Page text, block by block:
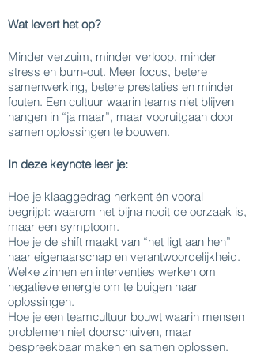
Wat levert het op?
Minder verzuim, minder verloop, minder
stress en burn-out. Meer focus, betere
samenwerking, betere prestaties en minder
fouten. Een cultuur waarin teams niet blijven
hangen in “ja maar”, maar vooruitgaan door
samen oplossingen te bouwen.
In deze keynote leer je:
Hoe je klaaggedrag herkent én vooral
begrijpt: waarom het bijna nooit de oorzaak is,
maar een symptoom.
Hoe je de shift maakt van “het ligt aan hen”
naar eigenaarschap en verantwoordelijkheid.
Welke zinnen en interventies werken om
negatieve energie om te buigen naar
oplossingen.
Hoe je een teamcultuur bouwt waarin mensen
problemen niet doorschuiven, maar
bespreekbaar maken en samen oplossen.